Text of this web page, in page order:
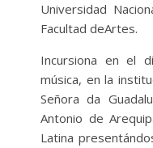
Universidad
Facultad deArtes.
Incursiona en el
música, en la
Señora da
Antonio de
Latina